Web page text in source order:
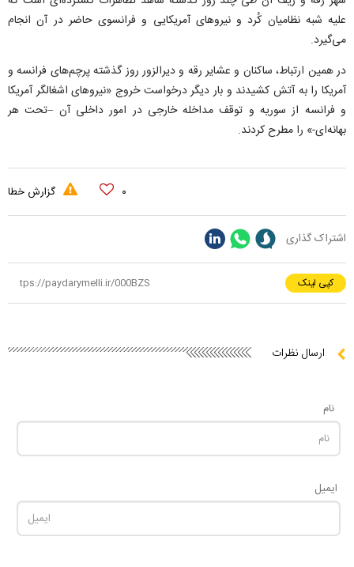
علیه شبه نظامیان کُرد و نیروهای آمریکایی و فرانسوی حاضر در آن انجام
می‌گیرد.
در همین ارتباط، ساکنان و عشایر رقه و دیرالزور روز گذشته پرچم‌های فرانسه و
آمریکا را به آتش کشیدند و بار دیگر درخواست خروج «نیروهای اشغالگر آمریکا
و فرانسه از سوریه و توقف مداخله خارجی در امور داخلی آن –تحت هر
بهانه‌ای-» را مطرح کردند.
۰ گزارش خطا
اشتراک گذاری
کپی لینک
ارسال نظرات
نام
ایمیل